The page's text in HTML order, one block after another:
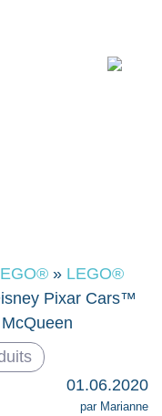
» LEGO®
Pixar Cars™
01.06.2020
par Marianne